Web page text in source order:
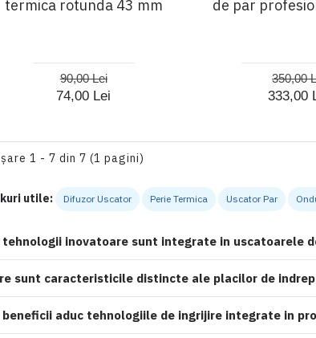
termica rotunda 43 mm
74,00 Lei
90,00 Lei
de par
333,00
350,00
1 - 7 din 7 (1 pagini)
utile: Difuzor Uscator Perie Termica Uscator Par
tehnologii inovatoare sunt integrate in uscatoarele
sunt caracteristicile distincte ale placilor de
beneficii aduc tehnologiile de ingrijire integrate in